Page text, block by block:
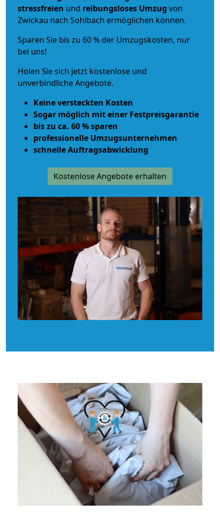
stressfreien und reibungsloses Umzug von
Zwickau nach Sohlbach ermöglichen können.
Sparen Sie bis zu 60 % der Umzugskosten, nur
bei uns!
Holen Sie sich jetzt kostenlose und
unverbindliche Angebote.
Keine versteckten Kosten
Sogar möglich mit einer Festpreisgarantie
bis zu ca. 60 % sparen
professionelle Umzugsunternehmen
schnelle Auftragsabwicklung
Kostenlose Angebote erhalten